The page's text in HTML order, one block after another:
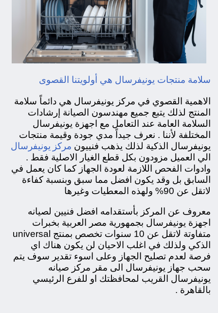
سلامة منتجات يونيفرسال هي أولويتنا القصوى
الاهمية القصوي في مركز يونيفرسال هي دائماً سلامة
المنتج لذلك يتبع جميع مهندسون الصيانة إرشادات
السلامة العامة عند التعامل مع اجهزة يونيفرسال
المختلفة لأننا . نعرف جيداً مدي جودة وقيمة منتجات
يونيفرسال الذكية لذلك يذهب فنييون مركز يونيفرسال
الي العميل مزودون بكل قطع الغيار الاصلية فقط .
وادوات الفحص اللازمة لعودة الجهاز كما كان يعمل في
السابق بل وقد يكون افضل مما سبق وبنسبة كفاءة
لاتقل عن 90% ولهذه المعطيات وغيرها
معروف عن المركز بأستقدامه افضل فنيين لصيانه
اجهزة يونيفرسال بجمهورية مصر العربية بخبرات
متفاوتة لاتقل عن 10 سنوات تخصص بمنتج universal
الذكي ولذلك في اغلب الاحيان لن يكون هناك اي
فرصة لعدم تصليح الجهاز وعلى اسوء تقدير سوف يتم
سحب جهاز يونيفرسال الى مقر مركز صيانه
يونيفرسال القريب لمحافظتك او للفرع الرئيسي
بالقاهرة .